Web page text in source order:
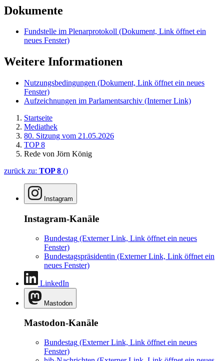
Dokumente
Fundstelle im Plenarprotokoll (Dokument, Link öffnet ein
neues Fenster)
Weitere Informationen
Nutzungsbedingungen (Dokument, Link öffnet ein neues
Fenster)
Aufzeichnungen im Parlamentsarchiv (Interner Link)
Startseite
Mediathek
80. Sitzung vom 21.05.2026
TOP 8
Rede von Jörn König
zurück zu: TOP 8 ()
Instagram
Instagram-Kanäle
Bundestag (Externer Link, Link öffnet ein neues
Fenster)
Bundestagspräsidentin (Externer Link, Link öffnet ein
neues Fenster)
LinkedIn
Mastodon
Mastodon-Kanäle
Bundestag (Externer Link, Link öffnet ein neues
Fenster)